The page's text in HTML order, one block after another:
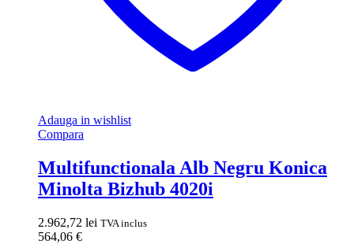
Adauga in wishlist
Compara
Multifunctionala Alb Negru Konica
Minolta Bizhub 4020i
2.962,72 lei TVA inclus
564,06 €